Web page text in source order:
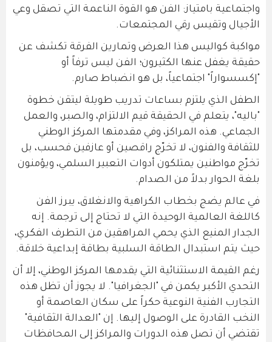
واجتماعية بامتياز: الفن هو القوة الناعمة التي تصقل وعي
الأجيال وتقيس رقي المجتمعات.
مواكبة كواليس هذا العرض وتمارين الفرقة تكشف عن
حقيقة يغفل عنها الكثيرون؛ الفن ليس ترفاً أو
"إكسسواراً" اجتماعياً، بل هو انضباط صارم.
الطفل الذي يلتزم بساعات تدريب طويلة ليتقن خطوة
"باليه"، يتعلم في الحقيقة قيم الالتزام، والصبر، والعمل
الجماعي. هذه المراكز، وفي مقدمتها المركز الوطني
للثقافة والفنون، لا تخرّج راقصين أو عازفين فحسب، بل
تخرّج مواطنين يمتلكون أدوات التعبير السلمي، ويؤمنون
بلغة الحوار بدلاً من الصدام.
في عالم يضج بخطاب الكراهية والانغلاق، يبرز الفن
كاللغة العالمية الوحيدة التي لا تحتاج إلى ترجمة. إنه
الجدار المنيع الذي يحمي المراهقين من التطرف الفكري،
حيث يتم استبدال الطاقة السلبية بطاقة إبداعية خلاقة.
رغم القيمة الاستثنائية التي يقدمها المركز الوطني، إلا أن
التحدي الأكبر يكمن في "الجغرافيا". لا يجوز أن تظل هذه
التجارب الفنية النوعية حكراً على سكان العاصمة أو
النخب القادرة على الوصول إليها. إن "العدالة الثقافية"
تقتضي أن تصل هذه الدورات والمراكز إلى المحافظات